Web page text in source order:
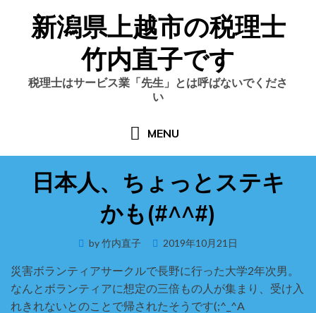
content
新潟県上越市の税理士
竹内直子です
税理士はサービス業「先生」とは呼ばないでくださ
い
MENU
日本人、ちょっとステキ
かも(#^^#)
by竹内直子
Posted
2019年10月21日
災害ボランティアサークルで長野に行った大学2年次男。
なんとボランティアに想定の三倍もの人が集まり、受け入
れきれないとのことで帰されたそうです(;^_^A